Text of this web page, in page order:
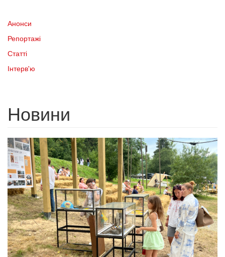
Анонси
Репортажі
Статті
Інтерв'ю
Новини